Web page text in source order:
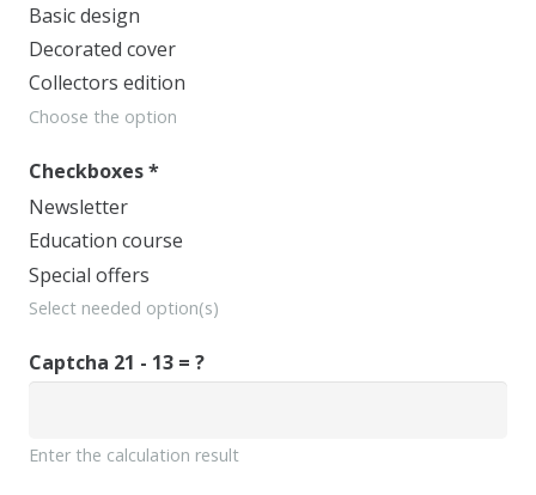
Basic design
Decorated cover
Collectors edition
Choose the option
Checkboxes*
Newsletter
Education course
Special offers
Select needed option(s)
Captcha 21 - 13 = ?
Enter the calculation result